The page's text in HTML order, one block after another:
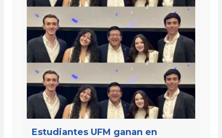
Estudiantes UFM ganan en